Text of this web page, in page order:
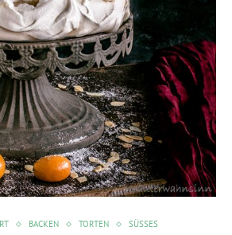
BACKEN TORTEN SÜSSES